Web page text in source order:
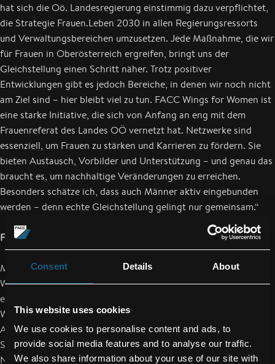
Consent Details About
This website uses cookies
We use cookies to personalise content and ads, to
provide social media features and to analyse our traffic.
We also share information about your use of our site with
hat sich die Oö. Landesregierung einstimmig dazu verpflichtet,
die Strategie Frauen.Leben 2030 in allen Regierungsressorts
und Verwaltungsbereichen umzusetzen. Jede Maßnahme, die wir
für Frauen in Oberösterreich ergreifen, bringt uns der
Gleichstellung einen Schritt näher. Trotz positiver
Entwicklungen gibt es jedoch Bereiche, in denen wir noch nicht
am Ziel sind – hier bleibt viel zu tun. FACC Wings for Women ist
eine starke Initiative, die sich von Anfang an eng mit dem
Frauenreferat des Landes OÖ vernetzt hat. Netzwerke sind
essenziell, um Frauen zu stärken und Karrieren zu fördern. Sie
bieten Austausch, Vorbilder und Unterstützung – und genau das
braucht es, um nachhaltige Veränderungen zu erreichen.
Besonders schätze ich, dass auch Männer aktiv eingebunden
werden – denn echte Gleichstellung gelingt nur gemeinsam.“
Frauennetzwerk als Karriereplattform
Mit einer Keynote zum Thema „Von der Träumerei zur
Wirklichkeit – Wie man berufliche Träume zum Abheben bringt“
eröffnete Michaela Ernst, Mitgründerin der
Wirtschaftsplattform sheconomy, die Veranstaltung.
Anschließend diskutierten und reflektierten auf der Bühne LH-
Stv.in Mag.a Christine Haberlander gemeinsam mit Theresa
Neumüller (Geschäftsführerin Neumüller Rolltore GmbH),